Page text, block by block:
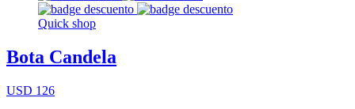
Quick shop
Bota Candela
USD 126